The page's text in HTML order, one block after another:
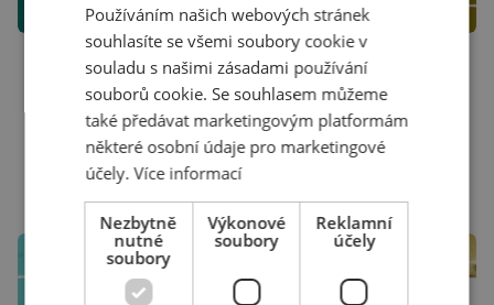
In creative přednáší na dvou konferencích. Přijďte si nás
poslechnout!
Svoje know-how rozdáváme na konferencích Czech On-line
Expo a E-commerce Day. Přečtěte si, co se od nás můžete
dozvědět.
ČÍST
Používáním našich webových stránek
souhlasíte se všemi soubory cookie v
souladu s našimi zásadami používání
souborů cookie. Se souhlasem můžeme
také předávat marketingovým platformám
některé osobní údaje pro marketingové
účely.Více informací
Nezbytně
nutné
soubory
Výkonové
soubory
Reklamní
účely